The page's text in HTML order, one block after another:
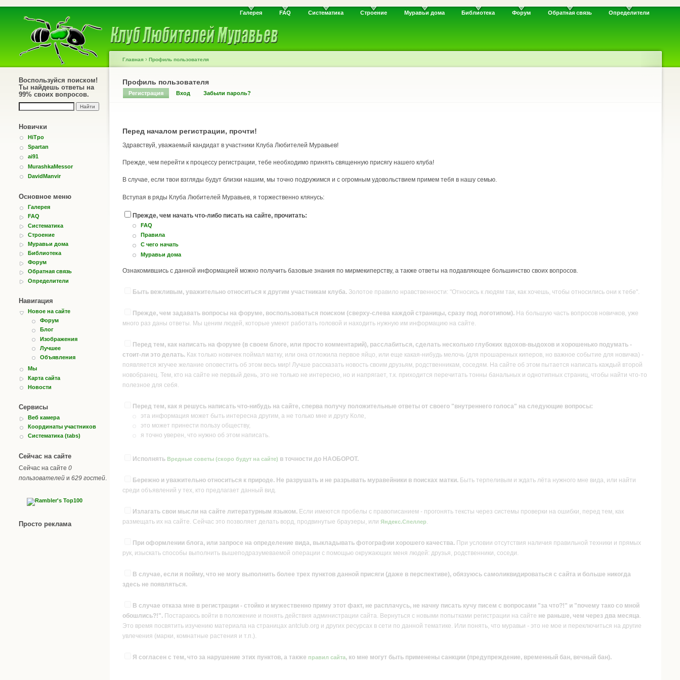
Галерея FAQ Систематика Строение Муравьи дома Библиотека Форум Обратная связь Определители
Воспользуйся поиском!
Ты найдешь ответы на
99% своих вопросов.
Новички
HiTpo
Spartan
ai91
MurashkaMessor
DavidManvir
Основное меню
Галерея
FAQ
Систематика
Строение
Муравьи дома
Библиотека
Форум
Обратная связь
Определители
Навигация
Новое на сайте
Форум
Блог
Изображения
Лучшее
Объявления
Мы
Карта сайта
Новости
Сервисы
Веб камера
Координаты участников
Систематика (tabs)
Сейчас на сайте
Сейчас на сайте 0
пользователей и 629 гостей.
Просто реклама
Главная › Профиль пользователя
Профиль пользователя
Регистрация Вход Забыли пароль?
Перед началом регистрации, прочти!
Здравствуй, уважаемый кандидат в участники Клуба Любителей Муравьев!
Прежде, чем перейти к процессу регистрации, тебе необходимо принять священную присягу нашего клуба!
В случае, если твои взгляды будут близки нашим, мы точно подружимся и с огромным удовольствием примем тебя в нашу семью.
Вступая в ряды Клуба Любителей Муравьев, я торжественно клянусь:
Прежде, чем начать что-либо писать на сайте, прочитать:
FAQ
Правила
С чего начать
Муравьи дома
Ознакомившись с данной информацией можно получить базовые знания по мирмекиперству, а также ответы на подавляющее большинство своих вопросов.
Быть вежливым, уважительно относиться к другим участникам клуба. Золотое правило нравственности: "Относись к людям так, как хочешь, чтобы относились они к тебе".
Прежде, чем задавать вопросы на форуме, воспользоваться поиском (сверху-слева каждой страницы, сразу под логотипом). На большую часть вопросов новичков, уже
много раз даны ответы. Мы ценим людей, которые умеют работать головой и находить нужную им информацию на сайте.
Перед тем, как написать на форуме (в своем блоге, или просто комментарий), расслабиться, сделать несколько глубоких вдохов-выдохов и хорошенько подумать -
стоит-ли это делать. Как только новичек поймал матку, или она отложила первое яйцо, или еще какая-нибудь мелочь (для прошареных киперов, но важное событие для новичка) -
появляется жгучее желание оповестить об этом весь мир! Лучше рассказать новость своим друзьям, родственникам, соседям. На сайте об этом пытается написать каждый второй
новобранец. Тем, кто на сайте не первый день, это не только не интересно, но и напрягает, т.к. приходится перечитать тонны банальных и однотипных страниц, чтобы найти что-то
полезное для себя.
Перед тем, как я решусь написать что-нибудь на сайте, сперва получу положительные ответы от своего "внутреннего голоса" на следующие вопросы:
эта информация может быть интересна другим, а не только мне и другу Коле,
это может принести пользу обществу,
я точно уверен, что нужно об этом написать.
Исполнять Вредные советы (скоро будут на сайте) в точности до НАОБОРОТ.
Бережно и уважительно относиться к природе. Не разрушать и не разрывать муравейники в поисках матки. Быть терпеливым и ждать лёта нужного мне вида, или найти
среди объявлений у тех, кто предлагает данный вид.
Излагать свои мысли на сайте литературным языком. Если имеются пробелы с правописанием - прогонять тексты через системы проверки на ошибки, перед тем, как
размещать их на сайте. Сейчас это позволяет делать ворд, продвинутые браузеры, или Яндекс.Спеллер.
При оформлении блога, или запросе на определение вида, выкладывать фотографии хорошего качества. При условии отсутствия наличия правильной техники и прямых
рук, изыскать способы выполнить вышеподразумеваемой операции с помощью окружающих меня людей: друзья, родственники, соседи.
В случае, если я пойму, что не могу выполнить более трех пунктов данной присяги (даже в перспективе), обязуюсь самоликвидироваться с сайта и больше никогда
здесь не появляться.
В случае отказа мне в регистрации - стойко и мужественно приму этот факт, не расплачусь, не начну писать кучу писем с вопросами "за что?!" и "почему тако со мной
обошлись?!". Постараюсь войти в положение и понять действия администрации сайта. Вернуться с новыми попытками регистрации на сайте не раньше, чем через два месяца.
Это время посвятить изучению материала на страницах antclub.org и других ресурсах в сети по данной тематике. Или понять, что муравьи - это не мое и переключиться на другие
увлечения (марки, комнатные растения и т.п.).
Я согласен с тем, что за нарушение этих пунктов, а также правил сайта, ко мне могут быть применены санкции (предупреждение, временный бан, вечный бан).